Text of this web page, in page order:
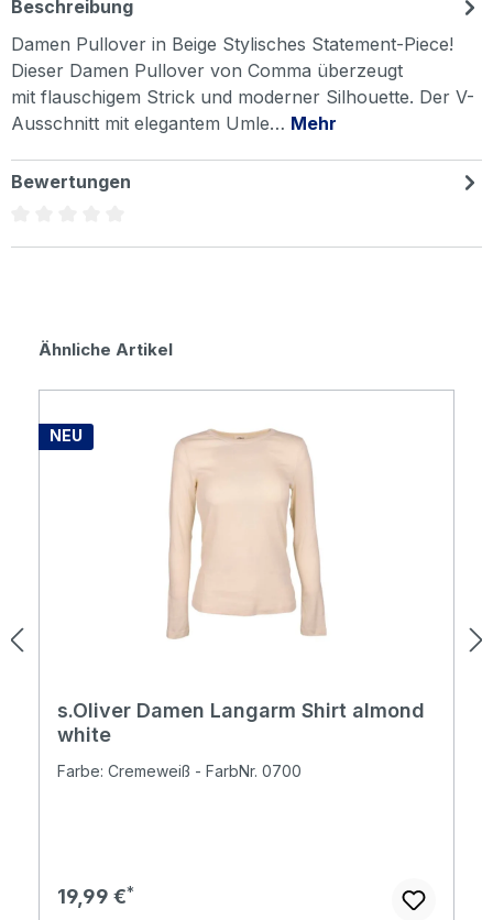
Beschreibung
Damen Pullover in Beige Stylisches Statement-Piece!
Dieser Damen Pullover von Comma überzeugt
mit flauschigem Strick und moderner Silhouette. Der V-
Ausschnitt mit elegantem Umle… Mehr
Bewertungen
Produktgalerie überspringen
Ähnliche Artikel
NEU
s.Oliver Damen Langarm Shirt almond
white
Farbe: Cremeweiß - FarbNr. 0700
Regulärer Preis:
19,99 €